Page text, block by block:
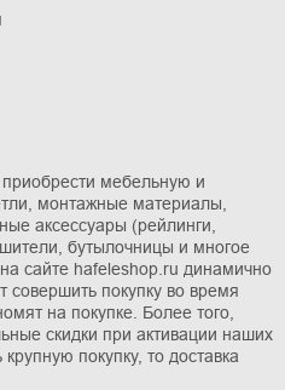
мебельную и
монтажные материалы,
аксессуары (рейлинги,
бутылочницы и многое
сайте hafeleshop.ru динамично
совершить покупку во время
на покупке. Более того,
скидки при активации наших
покупку, то доставка